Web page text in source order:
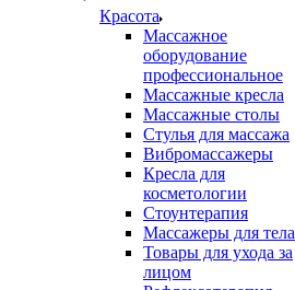
Красота
Массажное
оборудование
профессиональное
Массажные кресла
Массажные столы
Стулья для массажа
Вибромассажеры
Кресла для
косметологии
Стоунтерапия
Массажеры для тела
Товары для ухода за
лицом